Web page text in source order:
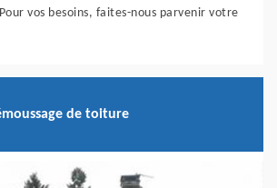
vos besoins, faites-nous parvenir votre
de toiture